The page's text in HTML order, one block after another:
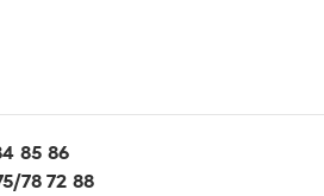
85 86
78 72 88